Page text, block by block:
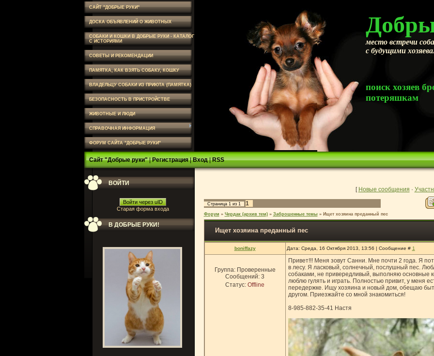
САЙТ "ДОБРЫЕ РУКИ"
ДОСКА ОБЪЯВЛЕНИЙ О ЖИВОТНЫХ
СОБАКИ И КОШКИ В ДОБРЫЕ РУКИ - КАТАЛОГ
С ИСТОРИЯМИ
СОВЕТЫ И РЕКОМЕНДАЦИИ
ПАМЯТКА, КАК ВЗЯТЬ СОБАКУ, КОШКУ
ВЛАДЕЛЬЦУ СОБАКИ ИЗ ПРИЮТА (ПАМЯТКА)
БЕЗОПАСНОСТЬ В ПРИСТРОЙСТВЕ
ЖИВОТНЫЕ И ЛЮДИ
СПРАВОЧНАЯ ИНФОРМАЦИЯ
ФОРУМ САЙТА "ДОБРЫЕ РУКИ"
место встречи
с будущими
поиск хозяев
потеряшкам
Сайт "Добрые руки"|Регистрация|Вход|RSS
ВОЙТИ
Войти через uID
Старая форма входа
В ДОБРЫЕ РУКИ!
[ Новые сообщения ·
Страница 1из 1 1
Форум » Чердак (архив тем) » Заброшенные темы » Ищет хозяина преданный пес
Ищет хозяина преданный пес
boniffazy Дата: Среда, 16 Октября 2013, 13:56 | Сообщение # 1
Группа: Проверенные
Сообщений: 3
Статус: Offline
Привет!!! Меня зовут Санни. Мне почти 2 года. Я
в лесу. Я ласковый, солнечный, послушный пес.
собаками, не привередливый, выполняю основные
люблю гулять и играть. Полностью привит, у меня
передержке. Ищу хозяина и новый дом, обещаю
другом. Приезжайте со мной знакомиться!
8-985-882-35-41 Настя